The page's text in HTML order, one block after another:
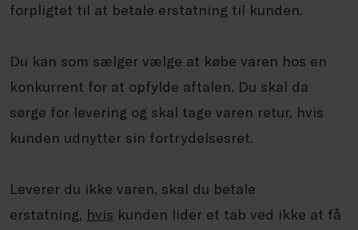
forpligtet til at betale erstatning til kunden.
Du kan som sælger vælge at købe varen hos en
konkurrent for at opfylde aftalen. Du skal da
sørge for levering og skal tage varen retur, hvis
kunden udnytter sin fortrydelsesret.
Leverer du ikke varen, skal du betale
erstatning, hvis kunden lider et tab ved ikke at få